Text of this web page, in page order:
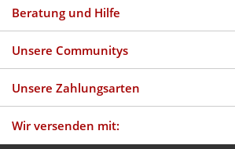
Beratung und Hilfe
Unsere Communitys
Unsere Zahlungsarten
Wir versenden mit: